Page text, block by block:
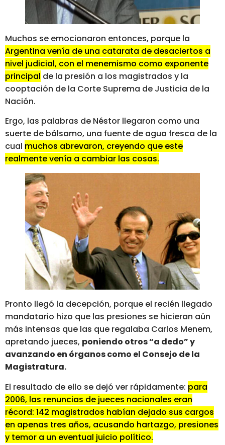
Muchos se emocionaron entonces, porque la
Argentina venía de una catarata de desaciertos a
nivel judicial, con el menemismo como exponente
principal de la presión a los magistrados y la
cooptación de la Corte Suprema de Justicia de la
Nación.
Ergo, las palabras de Néstor llegaron como una
suerte de bálsamo, una fuente de agua fresca de la
cual muchos abrevaron, creyendo que este
realmente venía a cambiar las cosas.
Pronto llegó la decepción, porque el recién llegado
mandatario hizo que las presiones se hicieran aún
más intensas que las que regalaba Carlos Menem,
apretando jueces, poniendo otros “a dedo” y
avanzando en órganos como el Consejo de la
Magistratura.
El resultado de ello se dejó ver rápidamente: para
2006, las renuncias de jueces nacionales eran
récord: 142 magistrados habían dejado sus cargos
en apenas tres años, acusando hartazgo, presiones
y temor a un eventual juicio político.